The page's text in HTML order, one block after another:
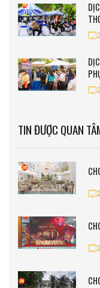
TIN ĐƯỢC QUAN